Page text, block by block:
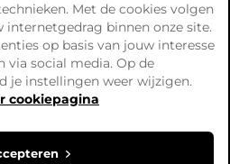
Met de cookies volgen
binnen onze site.
op basis van jouw interesse
via social media. Op de
je instellingen weer wijzigen.
cookiepagina